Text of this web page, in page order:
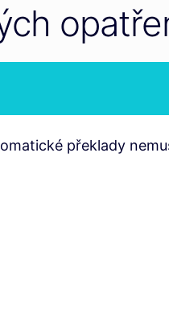
překlady